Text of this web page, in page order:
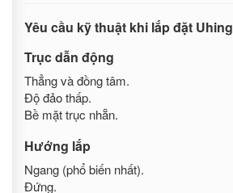
Yêu cầu kỹ thuật khi lắp đặt Uhing
Trục dẫn động
Thẳng và đồng tâm.
Độ đảo thấp.
Bề mặt trục nhẵn.
Hướng lắp
Ngang (phổ biến nhất).
Đứng.